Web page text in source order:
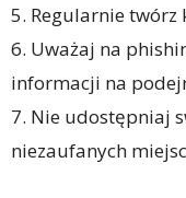
5. Regularnie twórz
6. Uważaj na
informacji na
7. Nie udostępniaj
niezaufanych